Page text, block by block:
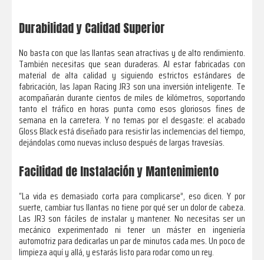
Durabilidad y Calidad Superior
No basta con que las llantas sean atractivas y de alto rendimiento.
También necesitas que sean duraderas. Al estar fabricadas con
material de alta calidad y siguiendo estrictos estándares de
fabricación, las Japan Racing JR3 son una inversión inteligente. Te
acompañarán durante cientos de miles de kilómetros, soportando
tanto el tráfico en horas punta como esos gloriosos fines de
semana en la carretera. Y no temas por el desgaste: el acabado
Gloss Black está diseñado para resistir las inclemencias del tiempo,
dejándolas como nuevas incluso después de largas travesías.
Facilidad de Instalación y Mantenimiento
“La vida es demasiado corta para complicarse”, eso dicen. Y por
suerte, cambiar tus llantas no tiene por qué ser un dolor de cabeza.
Las JR3 son fáciles de instalar y mantener. No necesitas ser un
mecánico experimentado ni tener un máster en ingeniería
automotriz para dedicarlas un par de minutos cada mes. Un poco de
limpieza aquí y allá, y estarás listo para rodar como un rey.